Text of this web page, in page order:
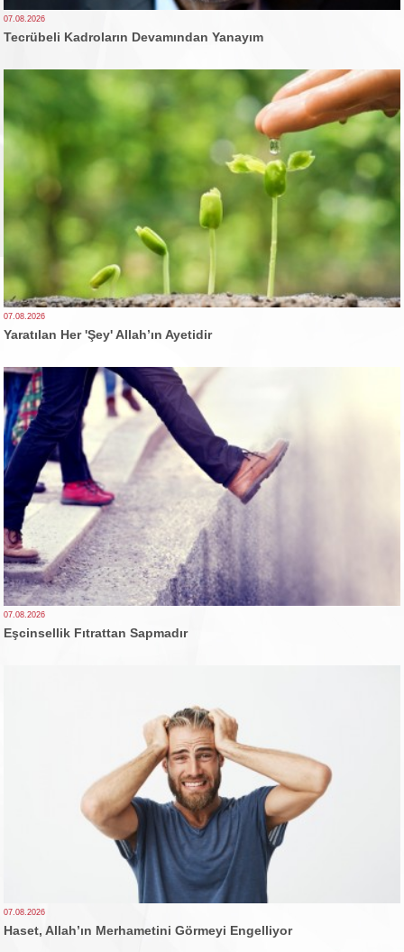
07.08.2026
Tecrübeli Kadroların Devamından Yanayım
07.08.2026
Yaratılan Her 'Şey' Allah’ın Ayetidir
07.08.2026
Eşcinsellik Fıtrattan Sapmadır
07.08.2026
Haset, Allah’ın Merhametini Görmeyi Engelliyor